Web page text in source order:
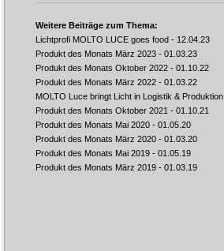
Weitere Beiträge zum Thema:
Lichtprofi MOLTO LUCE goes food - 12.04.23
Produkt des Monats März 2023 - 01.03.23
Produkt des Monats Oktober 2022 - 01.10.22
Produkt des Monats März 2022 - 01.03.22
MOLTO Luce bringt Licht in Logistik & Produktion
Produkt des Monats Oktober 2021 - 01.10.21
Produkt des Monats Mai 2020 - 01.05.20
Produkt des Monats März 2020 - 01.03.20
Produkt des Monats Mai 2019 - 01.05.19
Produkt des Monats März 2019 - 01.03.19